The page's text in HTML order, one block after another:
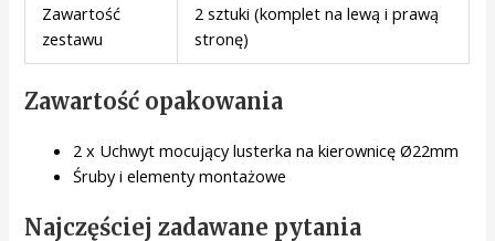
Zawartość
zestawu
2 sztuki (komplet na lewą i prawą
stronę)
Zawartość opakowania
2 x Uchwyt mocujący lusterka na kierownicę Ø22mm
Śruby i elementy montażowe
Najczęściej zadawane pytania